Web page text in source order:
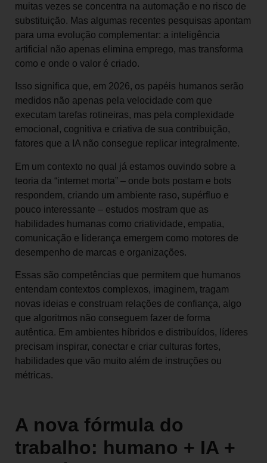
muitas vezes se concentra na automação e no risco de
substituição. Mas algumas recentes pesquisas apontam
para uma evolução complementar: a inteligência
artificial não apenas elimina emprego, mas transforma
como e onde o valor é criado.
Isso significa que, em 2026, os papéis humanos serão
medidos não apenas pela velocidade com que
executam tarefas rotineiras, mas pela complexidade
emocional, cognitiva e criativa de sua contribuição,
fatores que a IA não consegue replicar integralmente.
Em um contexto no qual já estamos ouvindo sobre a
teoria da “internet morta” – onde bots postam e bots
respondem, criando um ambiente raso, supérfluo e
pouco interessante – estudos mostram que as
habilidades humanas como criatividade, empatia,
comunicação e liderança emergem como motores de
desempenho de marcas e organizações.
Essas são competências que permitem que humanos
entendam contextos complexos, imaginem, tragam
novas ideias e construam relações de confiança, algo
que algoritmos não conseguem fazer de forma
autêntica. Em ambientes híbridos e distribuídos, líderes
precisam inspirar, conectar e criar culturas fortes,
habilidades que vão muito além de instruções ou
métricas.
A nova fórmula do
trabalho: humano + IA +